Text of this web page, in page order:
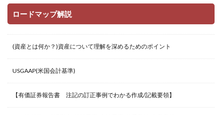
ロードマップ解説
(資産とは何か？)資産について理解を深めるためのポイント
USGAAP(米国会計基準)
【有価証券報告書 注記の訂正事例でわかる作成/記載要領】